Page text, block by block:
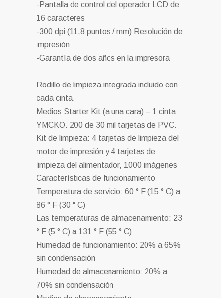
-Pantalla de control del operador LCD de
16 caracteres
-300 dpi (11,8 puntos / mm) Resolución de
impresión
-Garantía de dos años en la impresora
Rodillo de limpieza integrada incluido con
cada cinta.
Medios Starter Kit (a una cara) – 1 cinta
YMCKO, 200 de 30 mil tarjetas de PVC,
Kit de limpieza: 4 tarjetas de limpieza del
motor de impresión y 4 tarjetas de
limpieza del alimentador, 1000 imágenes
Características de funcionamiento
Temperatura de servicio: 60 ° F (15 ° C) a
86 ° F (30 ° C)
Las temperaturas de almacenamiento: 23
° F (5 ° C) a 131 ° F (55 ° C)
Humedad de funcionamiento: 20% a 65%
sin condensación
Humedad de almacenamiento: 20% a
70% sin condensación